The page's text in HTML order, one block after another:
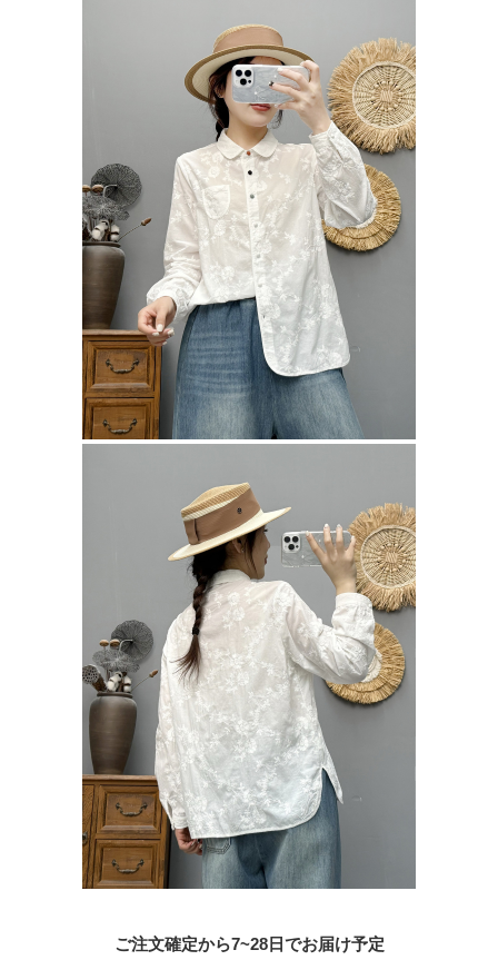
ご注文確定から7~28日でお届け予定